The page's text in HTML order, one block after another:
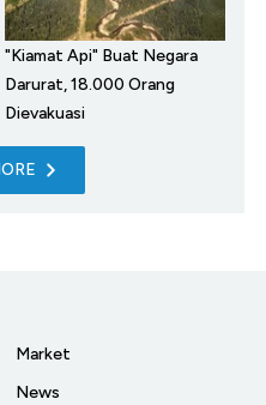
"Kiamat Api" Buat Negara
Darurat, 18.000 Orang
Dievakuasi
Market
News